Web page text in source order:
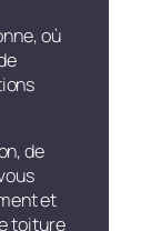
où
de
et
toiture